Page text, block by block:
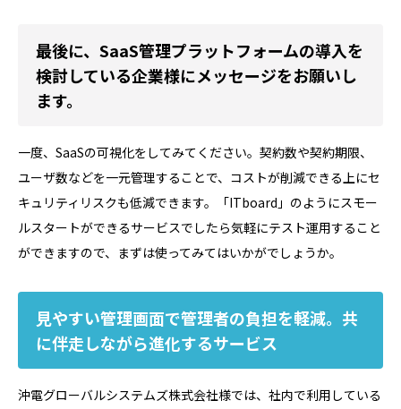
最後に、SaaS管理プラットフォームの導入を
検討している企業様にメッセージをお願いし
ます。
一度、SaaSの可視化をしてみてください。契約数や契約期限、
ユーザ数などを一元管理することで、コストが削減できる上にセ
キュリティリスクも低減できます。「ITboard」のようにスモー
ルスタートができるサービスでしたら気軽にテスト運用すること
ができますので、まずは使ってみてはいかがでしょうか。
見やすい管理画面で管理者の負担を軽減。共
に伴走しながら進化するサービス
沖電グローバルシステムズ株式会社様では、社内で利用している